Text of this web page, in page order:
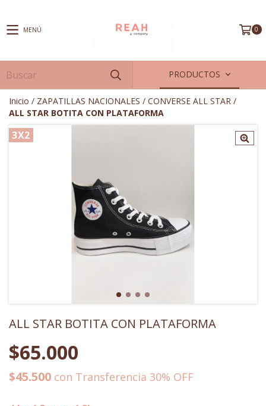
MENÚ 0
PRODUCTOS
Inicio / ZAPATILLAS NACIONALES / CONVERSE ALL STAR /
ALL STAR BOTITA CON PLATAFORMA
3X2
ALL STAR BOTITA CON PLATAFORMA
$65.000
$45.500 con Transferencia 30% OFF